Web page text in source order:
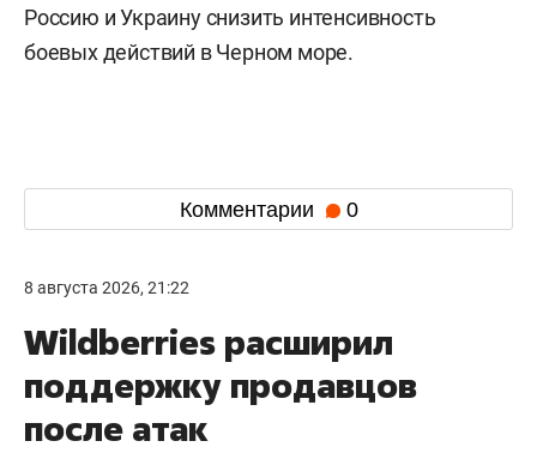
Россию и Украину снизить интенсивность
боевых действий в Черном море.
Комментарии 0
8 августа 2026, 21:22
Wildberries расширил
поддержку продавцов
после атак